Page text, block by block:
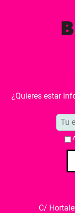
¿Quieres estar
C/